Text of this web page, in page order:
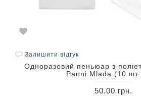
Залишити відгук
Одноразовий пеньюар з
Panni Mlada (10 шт
50.00 грн.